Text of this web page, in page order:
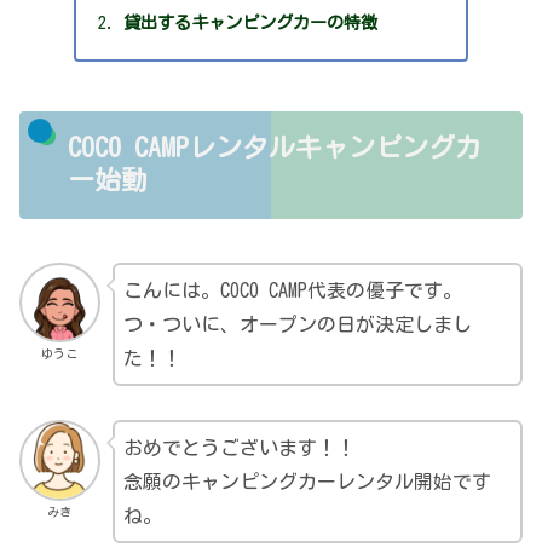
貸出するキャンピングカーの特徴
COCO CAMPレンタルキャンピングカ
ー始動
ゆうこ
こんには。COCO CAMP代表の優子です。
つ・ついに、オープンの日が決定しまし
た！！
みき
おめでとうございます！！
念願のキャンピングカーレンタル開始です
ね。